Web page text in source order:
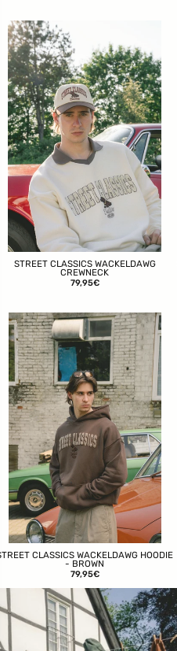
STREET CLASSICS WACKELDAWG
CREWNECK
79,95€
CLASSICS WACKELDAWG HOODIE
- BROWN
79,95€